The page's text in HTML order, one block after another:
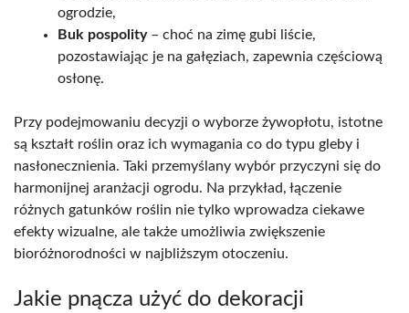
ogrodzie,
Buk pospolity– choć na zimę gubi liście,
pozostawiając je na gałęziach, zapewnia częściową
osłonę.
Przy podejmowaniu decyzji o wyborze żywopłotu, istotne
są kształt roślin oraz ich wymagania co do typu gleby i
nasłonecznienia. Taki przemyślany wybór przyczyni się do
harmonijnej aranżacji ogrodu. Na przykład, łączenie
różnych gatunków roślin nie tylko wprowadza ciekawe
efekty wizualne, ale także umożliwia zwiększenie
bioróżnorodności w najbliższym otoczeniu.
Jakie pnącza użyć do dekoracji